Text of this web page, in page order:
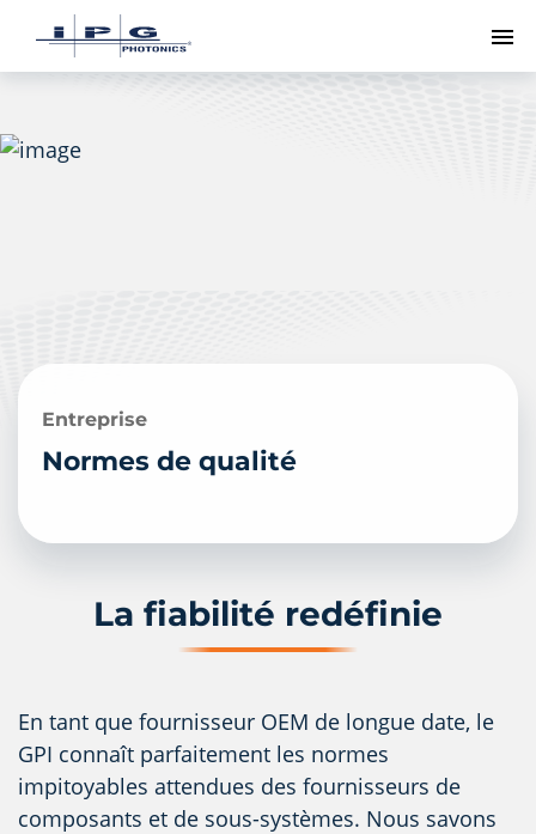
Entreprise
Normes de qualité
La fiabilité redéfinie
En tant que fournisseur OEM de longue date, le
GPI connaît parfaitement les normes
impitoyables attendues des fournisseurs de
composants et de sous-systèmes. Nous savons